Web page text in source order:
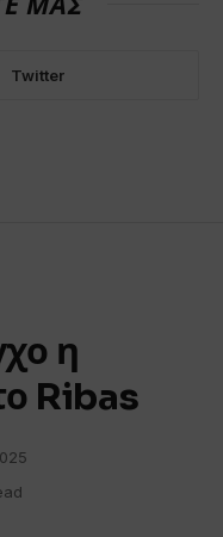
Twitter
η
Ribas